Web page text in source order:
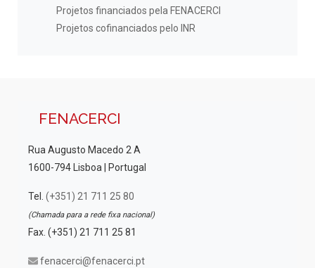
Projetos financiados pela FENACERCI
Projetos cofinanciados pelo INR
FENACERCI
Rua Augusto Macedo 2 A
1600-794 Lisboa | Portugal
Tel. (+351) 21 711 25 80
(Chamada para a rede fixa nacional)
Fax. (+351) 21 711 25 81
fenacerci@fenacerci.pt